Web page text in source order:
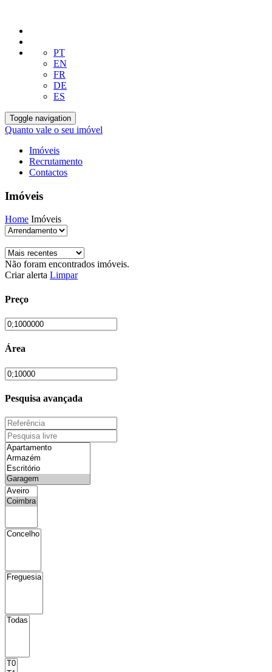
PT
EN
FR
DE
ES
Toggle navigation
Quanto vale o seu imóvel
Imóveis
Recrutamento
Contactos
Imóveis
Home Imóveis
Não foram encontrados imóveis.
Criar alerta Limpar
Preço
Área
Pesquisa avançada